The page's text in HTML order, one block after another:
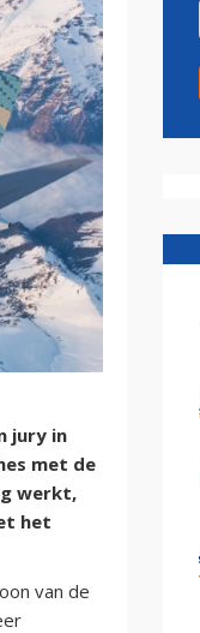
jury in
met de
werkt,
het
van de